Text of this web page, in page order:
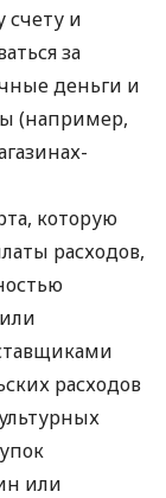
счету и
за
деньги и
(например,
которую
расходов,
расходов
или